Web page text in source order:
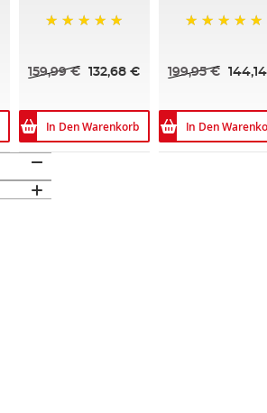
159,99 € 132,68 €
In Den Warenkorb
199,95 €
In Den